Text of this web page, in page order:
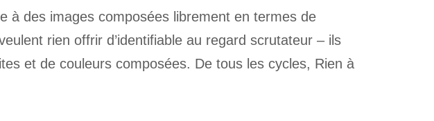
à des images composées librement en termes de
rien offrir d’identifiable au regard scrutateur – ils
et de couleurs composées. De tous les cycles, Rien à